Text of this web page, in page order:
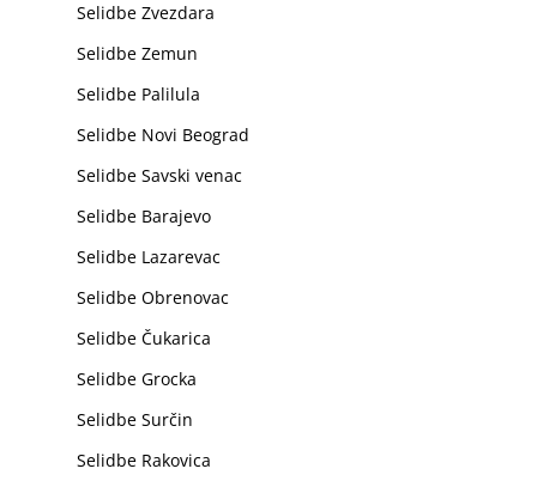
Selidbe Zvezdara
Selidbe Zemun
Selidbe Palilula
Selidbe Novi Beograd
Selidbe Savski venac
Selidbe Barajevo
Selidbe Lazarevac
Selidbe Obrenovac
Selidbe Čukarica
Selidbe Grocka
Selidbe Surčin
Selidbe Rakovica